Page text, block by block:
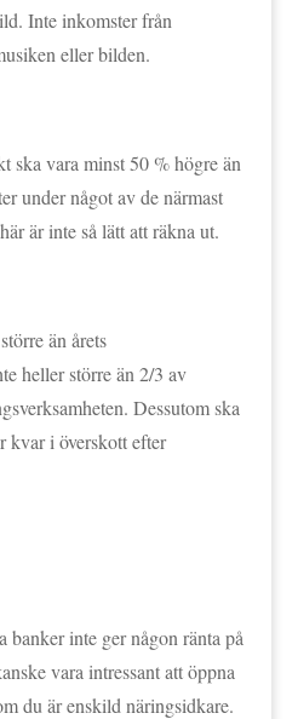
Inte inkomster från
eller bilden.
ska vara minst 50 % högre än
under något av de närmast
är inte så lätt att räkna ut.
än årets
heller större än 2/3 av
Dessutom ska
kvar i överskott efter
banker inte ger någon ränta på
vara intressant att öppna
du är enskild näringsidkare.